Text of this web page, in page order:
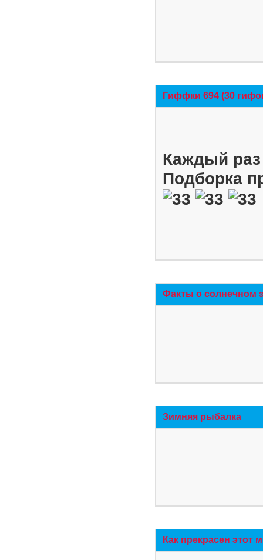
Гиффки 694 (30
Каждый
Подборка
Факты о солнечном
Зимняя рыбалка
Как прекрасен этот